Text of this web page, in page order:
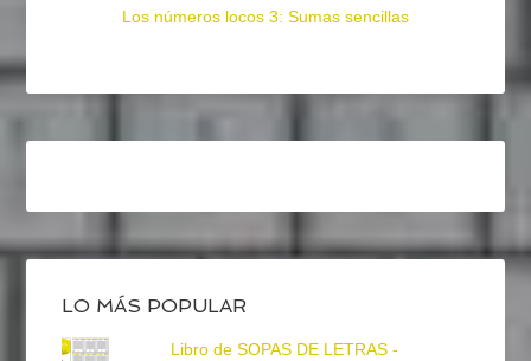
Los números locos 3: Sumas sencillas
LO MÁS POPULAR
Libro de SOPAS DE LETRAS -